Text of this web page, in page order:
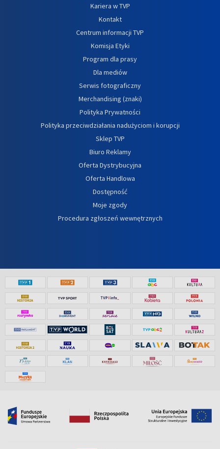
Kariera w TVP
Kontakt
Centrum informacji TVP
Komisja Etyki
Program dla prasy
Dla mediów
Serwis fotograficzny
Merchandising (znaki)
Polityka Prywatności
Polityka przeciwdziałania nadużyciom i korupcji
Sklep TVP
Biuro Reklamy
Oferta Dystrybucyjna
Oferta Handlowa
Dostępność
Moje zgody
Procedura zgłoszeń wewnętrznych